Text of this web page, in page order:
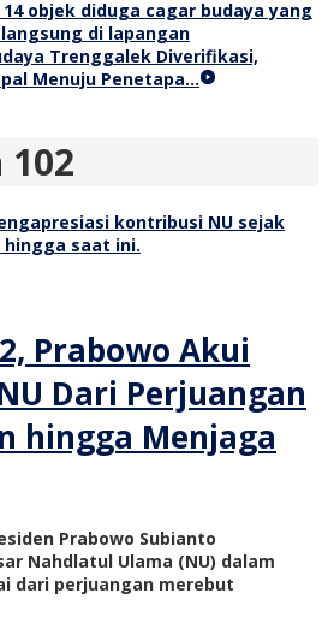
Trenggalek Diverifikasi,
Menuju Penetapa…
Prabowo Akui
Dari Perjuangan
hingga Menjaga
Prabowo Subianto
Nahdlatul Ulama (NU) dalam
dari perjuangan merebut